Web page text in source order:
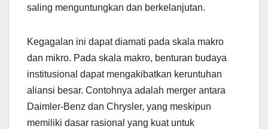
saling menguntungkan dan berkelanjutan.
Kegagalan ini dapat diamati pada skala makro
dan mikro. Pada skala makro, benturan budaya
institusional dapat mengakibatkan keruntuhan
aliansi besar. Contohnya adalah merger antara
Daimler-Benz dan Chrysler, yang meskipun
memiliki dasar rasional yang kuat untuk